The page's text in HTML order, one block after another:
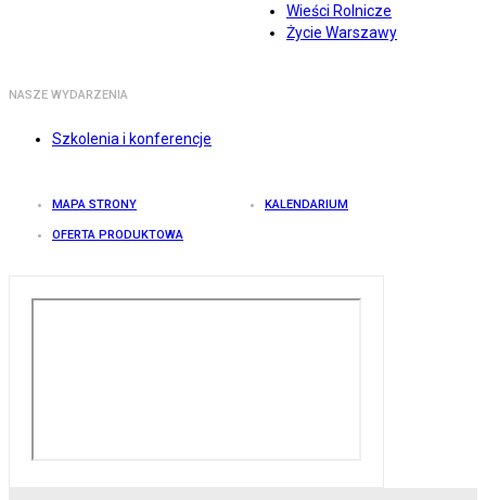
Wieści Rolnicze
Życie Warszawy
NASZE WYDARZENIA
Szkolenia i konferencje
MAPA STRONY KALENDARIUM
OFERTA PRODUKTOWA